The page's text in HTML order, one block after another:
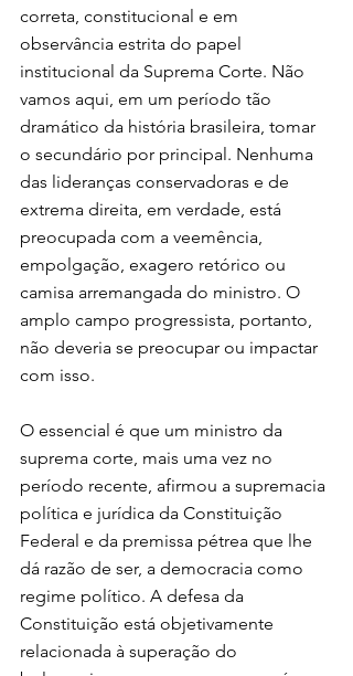
correta, constitucional e em
observância estrita do papel
institucional da Suprema Corte. Não
vamos aqui, em um período tão
dramático da história brasileira, tomar
o secundário por principal. Nenhuma
das lideranças conservadoras e de
extrema direita, em verdade, está
preocupada com a veemência,
empolgação, exagero retórico ou
camisa arremangada do ministro. O
amplo campo progressista, portanto,
não deveria se preocupar ou impactar
com isso.
O essencial é que um ministro da
suprema corte, mais uma vez no
período recente, afirmou a supremacia
política e jurídica da Constituição
Federal e da premissa pétrea que lhe
dá razão de ser, a democracia como
regime político. A defesa da
Constituição está objetivamente
relacionada à superação do